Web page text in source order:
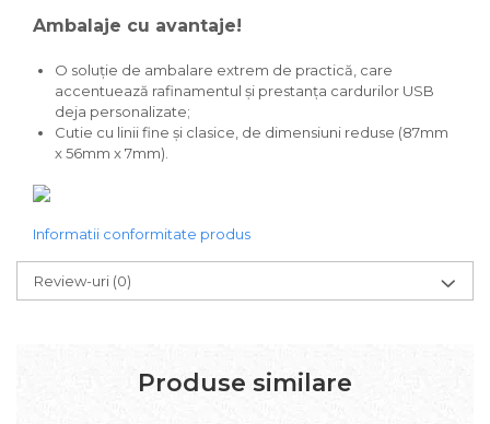
Ambalaje cu avantaje!
O soluție de ambalare extrem de practică, care
accentuează rafinamentul și prestanța cardurilor USB
deja personalizate;
Cutie cu linii fine și clasice, de dimensiuni reduse (87mm
x 56mm x 7mm).
Informatii conformitate produs
Review-uri (0)
Produse similare